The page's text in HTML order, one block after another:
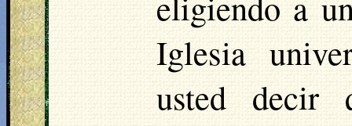
Iglesia
usted decir